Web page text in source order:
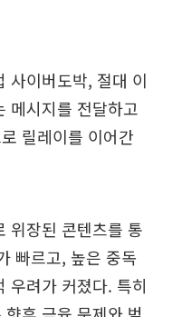
사이버도박, 절대 이
메시지를 전달하고
릴레이를 이어간
위장된 콘텐츠를 통
빠르고, 높은 중독
우려가 커졌다. 특히